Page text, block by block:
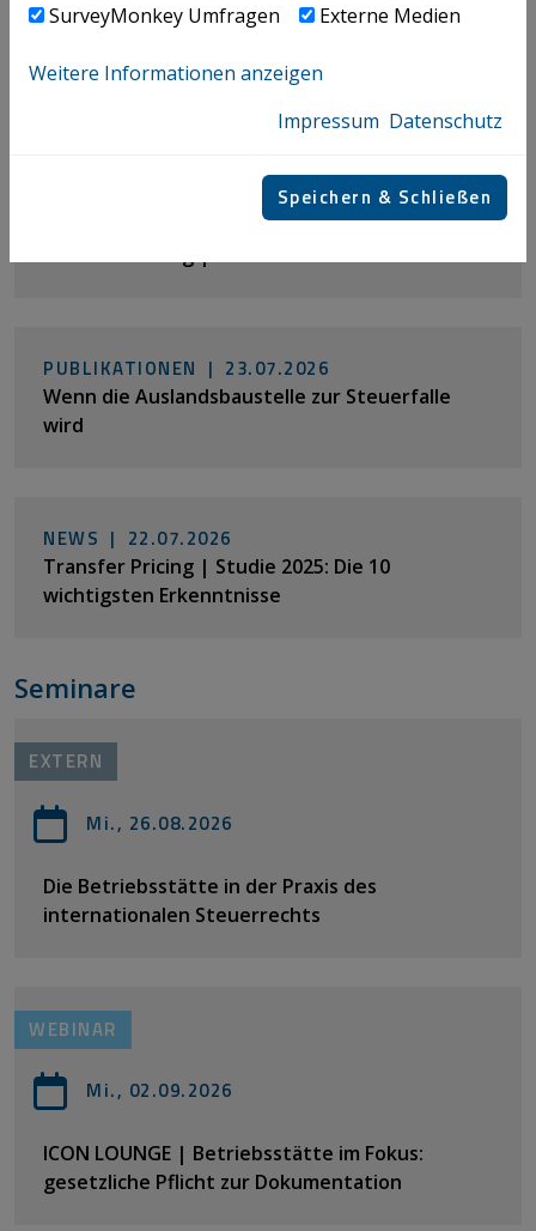
PUBLIKATIONEN | 25.09.2020
Digitalisierung im Transfer Pricing
PUBLIKATIONEN | 23.07.2026
Wenn die Auslandsbaustelle zur Steuerfalle
wird
NEWS | 22.07.2026
Transfer Pricing | Studie 2025: Die 10
wichtigsten Erkenntnisse
Seminare
EXTERN
Mi., 26.08.2026
Die Betriebsstätte in der Praxis des
internationalen Steuerrechts
WEBINAR
Mi., 02.09.2026
ICON LOUNGE | Betriebsstätte im Fokus:
gesetzliche Pflicht zur Dokumentation
SurveyMonkey Umfragen
Externe Medien
Weitere Informationen anzeigen
Impressum Datenschutz
Speichern & Schließen